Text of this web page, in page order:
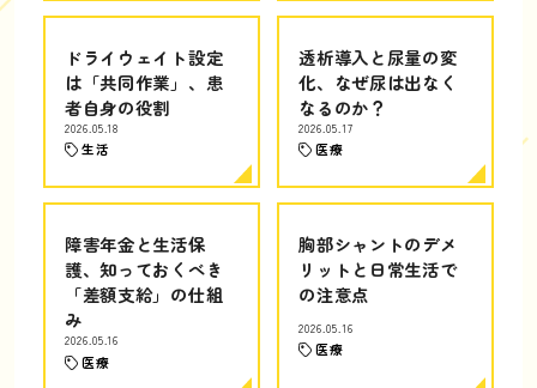
ドライウェイト設定
は「共同作業」、患
者自身の役割
2026.05.18
生活
透析導入と尿量の変
化、なぜ尿は出なく
なるのか？
2026.05.17
医療
障害年金と生活保
護、知っておくべき
「差額支給」の仕組
み
2026.05.16
医療
胸部シャントのデメ
リットと日常生活で
の注意点
2026.05.16
医療